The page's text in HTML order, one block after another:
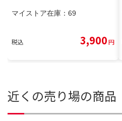
マイストア在庫： 69
税込 3,900円
近くの売り場の商品